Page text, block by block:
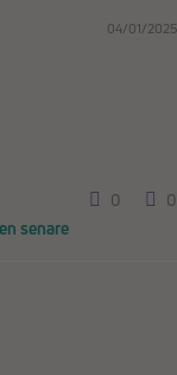
04/01/2025
0
0
senare